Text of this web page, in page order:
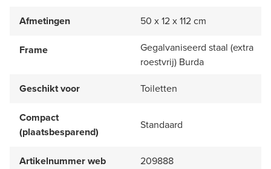
Afmetingen 50 x 12 x 112 cm
Frame
Gegalvaniseerd staal (extra
roestvrij) Burda
Geschikt voor
Toiletten
Compact
(plaatsbesparend)
Standaard
Artikelnummer web 209888